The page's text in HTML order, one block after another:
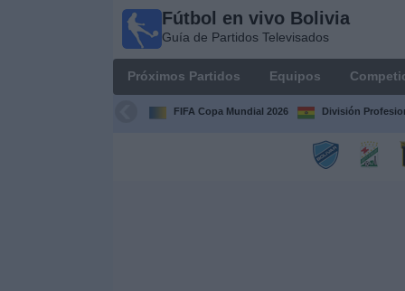
Fútbol en vivo Bolivia
Guía de Partidos Televisados
Próximos Partidos Equipos
FIFA Copa Mundial 2026 División